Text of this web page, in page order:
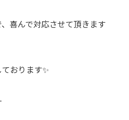
喜んで対応させて頂きます
おります✨